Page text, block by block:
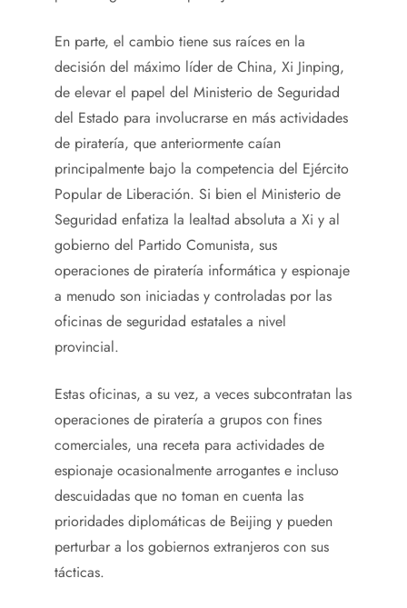
En parte, el cambio tiene sus raíces en la
decisión del máximo líder de China, Xi Jinping,
de elevar el papel del Ministerio de Seguridad
del Estado para involucrarse en más actividades
de piratería, que anteriormente caían
principalmente bajo la competencia del Ejército
Popular de Liberación. Si bien el Ministerio de
Seguridad enfatiza la lealtad absoluta a Xi y al
gobierno del Partido Comunista, sus
operaciones de piratería informática y espionaje
a menudo son iniciadas y controladas por las
oficinas de seguridad estatales a nivel
provincial.
Estas oficinas, a su vez, a veces subcontratan las
operaciones de piratería a grupos con fines
comerciales, una receta para actividades de
espionaje ocasionalmente arrogantes e incluso
descuidadas que no toman en cuenta las
prioridades diplomáticas de Beijing y pueden
perturbar a los gobiernos extranjeros con sus
tácticas.